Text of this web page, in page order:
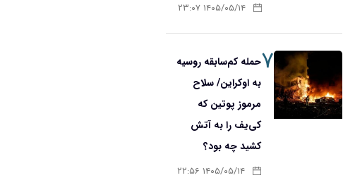
۱۴۰۵/۰۵/۱۴ ۲۳:۰۷
۷حمله کم‌سابقه روسیه
به اوکراین/ سلاح
مرموز پوتین که
کی‌یف را به آتش
کشید چه بود؟
۱۴۰۵/۰۵/۱۴ ۲۲:۵۶